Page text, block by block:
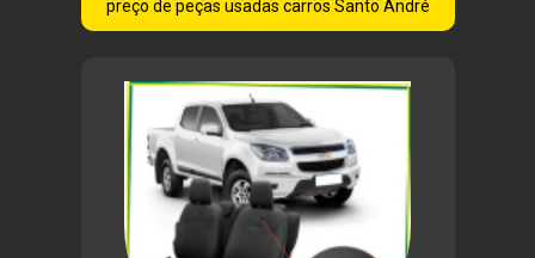
preço de peças usadas carros Santo André